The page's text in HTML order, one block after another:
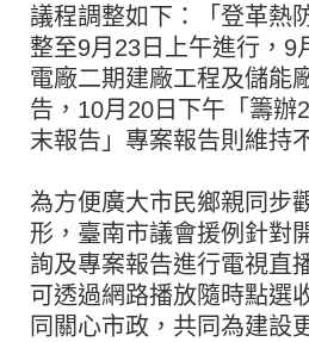
議程調整如下：「登革熱
整至9月23日上午進行，9
電廠二期建廠工程及儲能
告，10月20日下午「籌辦
末報告」專案報告則維持
為方便廣大市民鄉親同步
形，臺南市議會援例針對
詢及專案報告進行電視直
可透過網路播放隨時點選
同關心市政，共同為建設